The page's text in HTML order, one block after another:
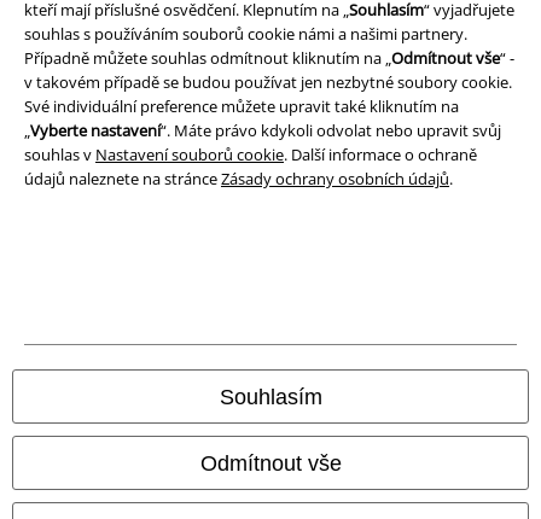
kteří mají příslušné osvědčení. Klepnutím na „Souhlasím“ vyjadřujete
souhlas s používáním souborů cookie námi a našimi partnery.
Případně můžete souhlas odmítnout kliknutím na „Odmítnout vše“ -
v takovém případě se budou používat jen nezbytné soubory cookie.
Své individuální preference můžete upravit také kliknutím na
„Vyberte nastavení“. Máte právo kdykoli odvolat nebo upravit svůj
souhlas v Nastavení souborů cookie. Další informace o ochraně
údajů naleznete na stránceZásady ochrany osobních údajů.
Souhlasím
Odmítnout vše
Prohlášení o shodě
Informace o přístupnosti
Nastavení souborů cookie
Naše online obchody
EMP International